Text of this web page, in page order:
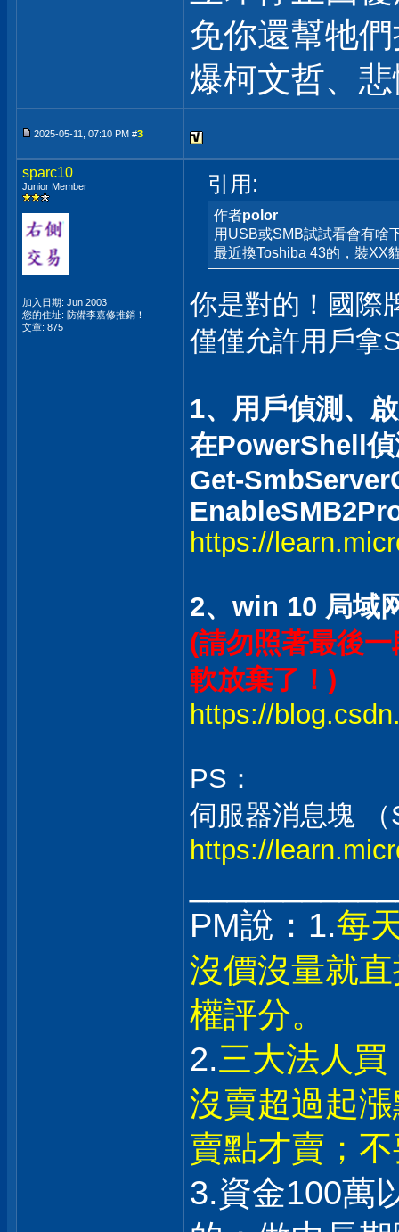
免你還幫牠
爆柯文哲、
2025-05-11, 07:10 PM #3
sparc10
Junior Member
加入日期: Jun 2003
您的住址: 防備李嘉修推銷！
文章: 875
引用:
作者polor
用USB或SMB試試看會有啥
最近換Toshiba 43的，裝XX
你是對的！國際
僅僅允許用戶拿
1、用戶偵測、
在PowerShell偵
Get-
https://
2、win 10 局域
(請勿照著最後
軟放棄了！)
https://
PS：
伺服器消息塊
https://
PM說：1.每
沒價沒量就
權評分。
2.三大法人
沒賣超過起
賣點才賣；
3.資金100萬